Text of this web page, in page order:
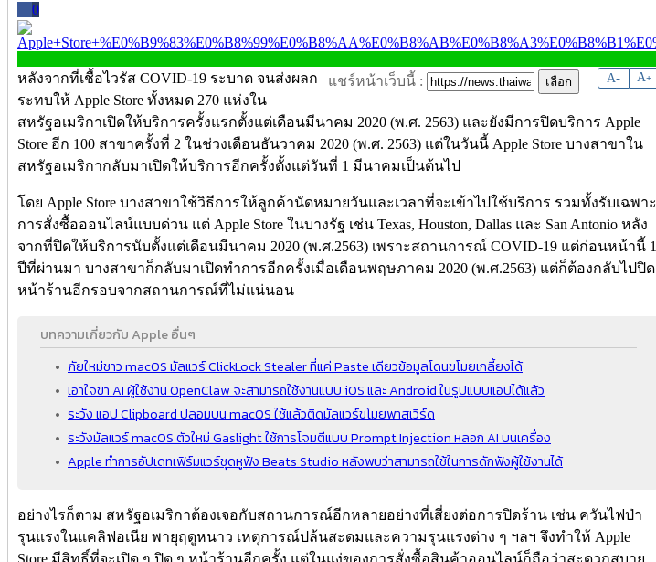
0
A- A+
แชร์หน้าเว็บนี้ :
หลังจากที่เชื้อไวรัส COVID-19 ระบาด จนส่งผลก
ระทบให้ Apple Store ทั้งหมด 270 แห่งใน
สหรัฐอเมริกาเปิดให้บริการครั้งแรกตั้งแต่เดือนมีนาคม 2020 (พ.ศ. 2563) และยังมีการปิดบริการ Apple
Store อีก 100 สาขาครั้งที่ 2 ในช่วงเดือนธันวาคม 2020 (พ.ศ. 2563) แต่ในวันนี้ Apple Store บางสาขาใน
สหรัฐอเมริกากลับมาเปิดให้บริการอีกครั้งตั้งแต่วันที่ 1 มีนาคมเป็นต้นไป
โดย Apple Store บางสาขาใช้วิธีการให้ลูกค้านัดหมายวันและเวลาที่จะเข้าไปใช้บริการ รวมทั้งรับเฉพาะ
การสั่งซื้อออนไลน์แบบด่วน แต่ Apple Store ในบางรัฐ เช่น Texas, Houston, Dallas และ San Antonio หลัง
จากที่ปิดให้บริการนับตั้งแต่เดือนมีนาคม 2020 (พ.ศ.2563) เพราะสถานการณ์ COVID-19 แต่ก่อนหน้านี้ 1
ปีที่ผ่านมา บางสาขาก็กลับมาเปิดทำการอีกครั้งเมื่อเดือนพฤษภาคม 2020 (พ.ศ.2563) แต่ก็ต้องกลับไปปิด
หน้าร้านอีกรอบจากสถานการณ์ที่ไม่แน่นอน
บทความเกี่ยวกับ Apple อื่นๆ
ภัยใหม่ชาว macOS มัลแวร์ ClickLock Stealer ที่แค่ Paste เดียวข้อมูลโดนขโมยเกลี้ยงได้
เอาใจขา AI ผู้ใช้งาน OpenClaw จะสามารถใช้งานแบบ iOS และ Android ในรูปแบบแอปได้แล้ว
ระวัง แอป Clipboard ปลอมบน macOS ใช้แล้วติดมัลแวร์ขโมยพาสเวิร์ด
ระวังมัลแวร์ macOS ตัวใหม่ Gaslight ใช้การโจมตีแบบ Prompt Injection หลอก AI บนเครื่อง
Apple ทำการอัปเดทเฟิร์มแวร์ชุดหูฟัง Beats Studio หลังพบว่าสามารถใช้ในการดักฟังผู้ใช้งานได้
อย่างไรก็ตาม สหรัฐอเมริกาต้องเจอกับสถานการณ์อีกหลายอย่างที่เสี่ยงต่อการปิดร้าน เช่น ควันไฟป่า
รุนแรงในแคลิฟอเนีย พายุฤดูหนาว เหตุการณ์ปล้นสะดมและความรุนแรงต่าง ๆ ฯลฯ จึงทำให้ Apple
Store มีสิทธิ์ที่จะเปิด ๆ ปิด ๆ หน้าร้านอีกครั้ง แต่ในแง่ของการสั่งซื้อสินค้าออนไลน์ก็ถือว่าสะดวกสบาย